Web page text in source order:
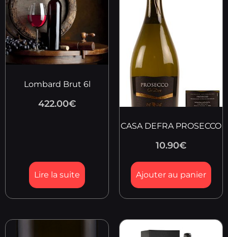
Lombard Brut 6l
422.00€
Lire la suite
CASA DEFRA PROSECCO
10.90€
Ajouter au panier